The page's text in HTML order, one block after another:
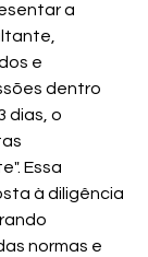
a
e
dentro
dias, o
Essa
à diligência
normas e